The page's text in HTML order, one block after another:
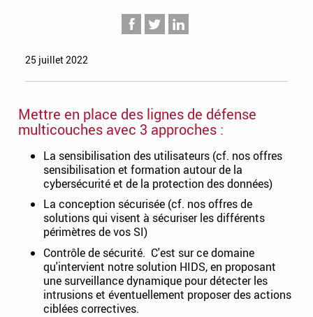
25 juillet 2022
Mettre en place des lignes de défense
multicouches avec 3 approches :
La sensibilisation des utilisateurs (cf. nos offres
sensibilisation et formation autour de la
cybersécurité et de la protection des données)
La conception sécurisée (cf. nos offres de
solutions qui visent à sécuriser les différents
périmètres de vos SI)
Contrôle de sécurité. C'est sur ce domaine
qu'intervient notre solution HIDS, en proposant
une surveillance dynamique pour détecter les
intrusions et éventuellement proposer des actions
ciblées correctives.